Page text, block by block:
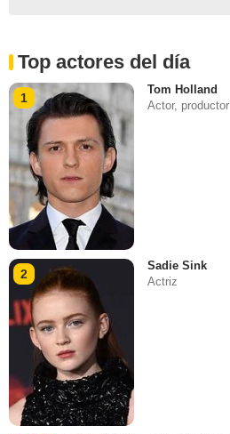
Top actores del día
1
Tom Holland
Actor, productor
2
Sadie Sink
Actriz